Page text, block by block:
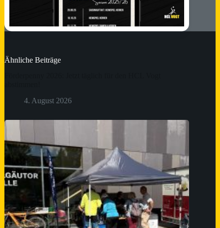
Ähnliche Beiträge
4. August 2026